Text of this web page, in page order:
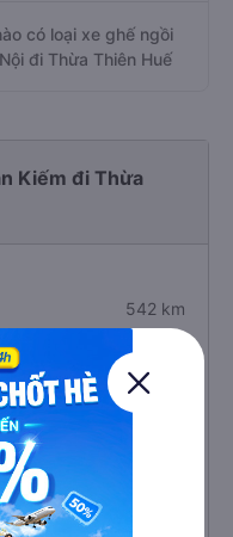
có loại xe ghế ngồi
đi Thừa Thiên Huế
Kiếm đi Thừa
542 km
12.2 giờ